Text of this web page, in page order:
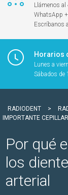
Llámenos
WhatsApp
Escríbanos a
Horarios
Lunes a
Sábados de
RADIODENT >
IMPORTANTE
Por qué
los
arterial